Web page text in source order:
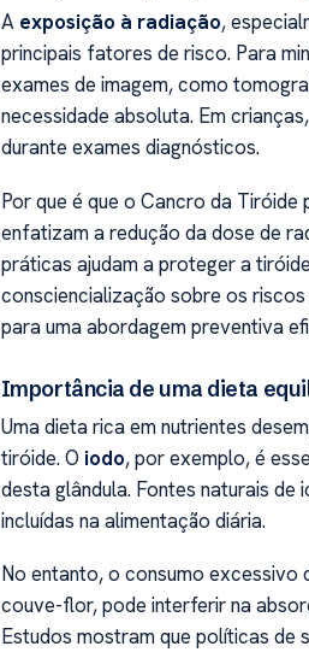
A exposição à radiação,
principais fatores de risco. Para
exames de imagem, como
necessidade absoluta. Em
durante exames diagnósticos.
Por que é que o Cancro da
enfatizam a redução da dose de
práticas ajudam a proteger a
consciencialização sobre os
para uma abordagem preventiva
Importância de uma dieta
Uma dieta rica em nutrientes
tiróide. O iodo, por exemplo, é
desta glândula. Fontes naturais
incluídas na alimentação diária.
No entanto, o consumo
couve-flor, pode interferir na
Estudos mostram que políticas de